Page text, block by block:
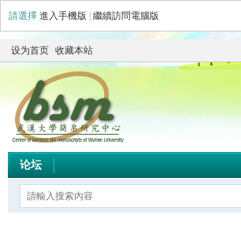
請選擇 進入手機版 繼續訪問電腦版
设为首页 收藏本站
论坛